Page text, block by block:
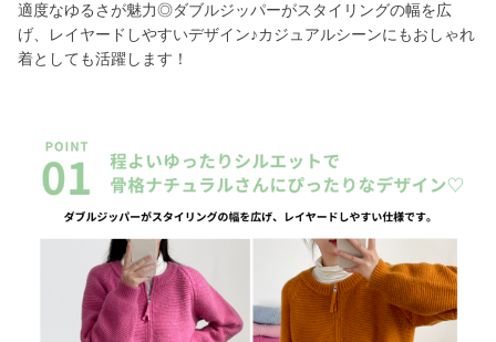
適度なゆるさが魅力◎ダブルジッパーがスタイリングの幅を広
げ、レイヤードしやすいデザイン♪カジュアルシーンにもおしゃれ
着としても活躍します！